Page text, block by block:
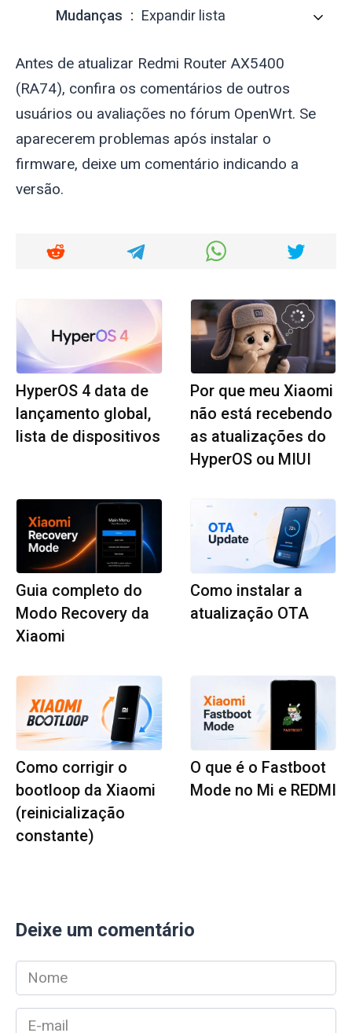
Mudanças
Expandir lista
Antes de atualizar Redmi Router AX5400
(RA74), confira os comentários de outros
usuários ou avaliações no fórum OpenWrt. Se
aparecerem problemas após instalar o
firmware, deixe um comentário indicando a
versão.
HyperOS 4 data de
lançamento global,
lista de dispositivos
Por que meu Xiaomi
não está recebendo
as atualizações do
HyperOS ou MIUI
Guia completo do
Modo Recovery da
Xiaomi
Como instalar a
atualização OTA
Como corrigir o
bootloop da Xiaomi
(reinicialização
constante)
O que é o Fastboot
Mode no Mi e REDMI
Deixe um comentário
Nome
*